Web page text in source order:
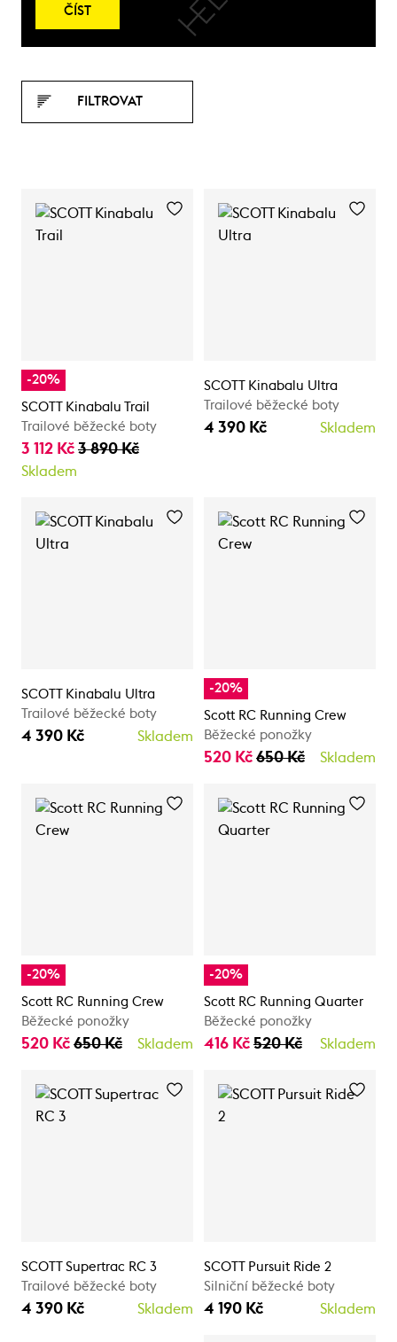
ČÍST
FILTROVAT
-20%
SCOTT Kinabalu Trail
Trailové běžecké boty
3 112 Kč 3 890 Kč
Skladem
SCOTT Kinabalu Ultra
Trailové běžecké boty
4 390 Kč Skladem
SCOTT Kinabalu Ultra
Trailové běžecké boty
4 390 Kč Skladem
-20%
Scott RC Running Crew
Běžecké ponožky
520 Kč 650 Kč Skladem
-20%
Scott RC Running Crew
Běžecké ponožky
520 Kč 650 Kč Skladem
-20%
Scott RC Running Quarter
Běžecké ponožky
416 Kč 520 Kč Skladem
SCOTT Supertrac RC 3
Trailové běžecké boty
4 390 Kč Skladem
SCOTT Pursuit Ride 2
Silniční běžecké boty
4 190 Kč Skladem